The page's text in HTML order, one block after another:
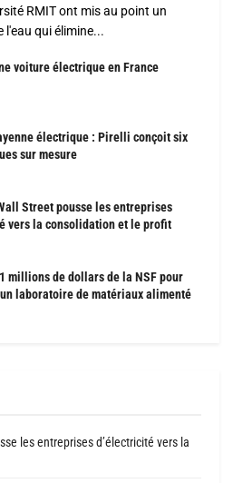
RMIT ont mis au point un
qui élimine...
voiture électrique en France
électrique : Pirelli conçoit six
sur mesure
Street pousse les entreprises
vers la consolidation et le profit
millions de dollars de la NSF pour
laboratoire de matériaux alimenté
les entreprises d’électricité vers la